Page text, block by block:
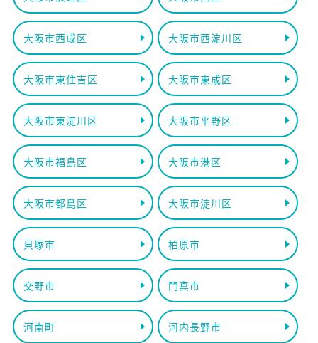
大阪市西成区 大阪市西淀川区
大阪市東住吉区 大阪市東成区
大阪市東淀川区 大阪市平野区
大阪市福島区 大阪市港区
大阪市都島区 大阪市淀川区
貝塚市 柏原市
交野市 門真市
河南町 河内長野市